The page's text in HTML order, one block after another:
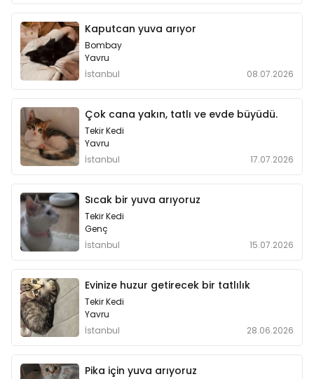
Kaputcan yuva arıyor
Bombay
Yavru
İstanbul
08.07.2026
Çok cana yakın, tatlı ve evde büyüdü.
Tekir Kedi
Yavru
İstanbul
17.07.2026
Sıcak bir yuva arıyoruz
Tekir Kedi
Genç
İstanbul
15.07.2026
Evinize huzur getirecek bir tatlılık
Tekir Kedi
Yavru
İstanbul
28.06.2026
Pika için yuva arıyoruz